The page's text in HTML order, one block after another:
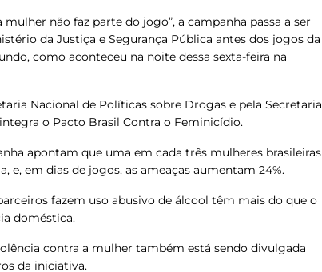
não faz parte do jogo”, a campanha passa a ser
da Justiça e Segurança Pública antes dos jogos da
como aconteceu na noite dessa sexta-feira na
Nacional de Políticas sobre Drogas e pela Secretaria
o Pacto Brasil Contra o Feminicídio.
apontam que uma em cada três mulheres brasileiras
e, em dias de jogos, as ameaças aumentam 24%.
fazem uso abusivo de álcool têm mais do que o
doméstica.
contra a mulher também está sendo divulgada
da iniciativa.